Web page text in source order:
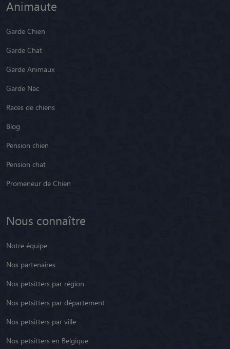
Animaute
Garde Chien
Garde Chat
Garde Animaux
Garde Nac
Races de chiens
Blog
Pension chien
Pension chat
Promeneur de Chien
Nous connaître
Notre équipe
Nos partenaires
Nos petsitters par région
Nos petsitters par département
Nos petsitters par ville
Nos petsitters en Belgique